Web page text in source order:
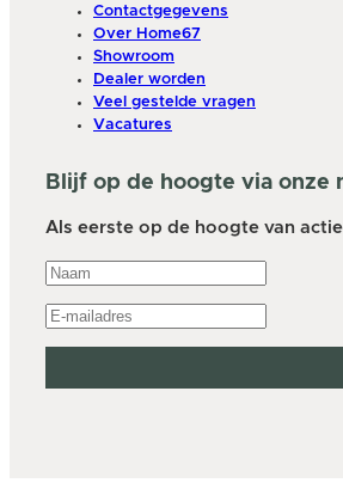
Contactgegevens
Over Home67
Showroom
Dealer worden
Veel gestelde vragen
Vacatures
Blijf op de hoogte via onze
Als eerste op de hoogte van